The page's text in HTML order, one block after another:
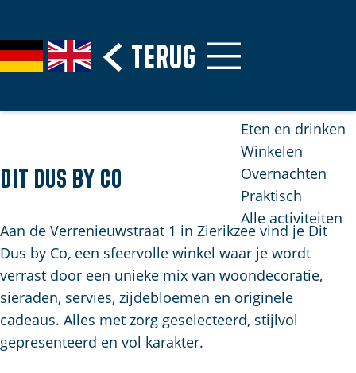
G
a
a
d
h
o
m
e
p
a
Terug
S
e
e
e
r
t
a
a
l
G
e
e
i
z
u
r
d
e
u
G
o
o
e
n
g
l
i
s
h
Eten en drinken
Winkelen
Overnachten
Praktisch
Alle activiteiten
Dit Dus by Co
Aan de Verrenieuwstraat 1 in Zierikzee vind je Dit
Dus by Co, een sfeervolle winkel waar je wordt
verrast door een unieke mix van woondecoratie,
sieraden, servies, zijdebloemen en originele
cadeaus. Alles met zorg geselecteerd, stijlvol
gepresenteerd en vol karakter.